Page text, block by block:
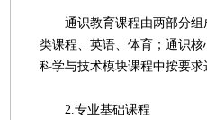
通识教育课程由两部分组
类课程、英语、体育；通识
科学与技术模块课程中按要求
2.专业基础课程